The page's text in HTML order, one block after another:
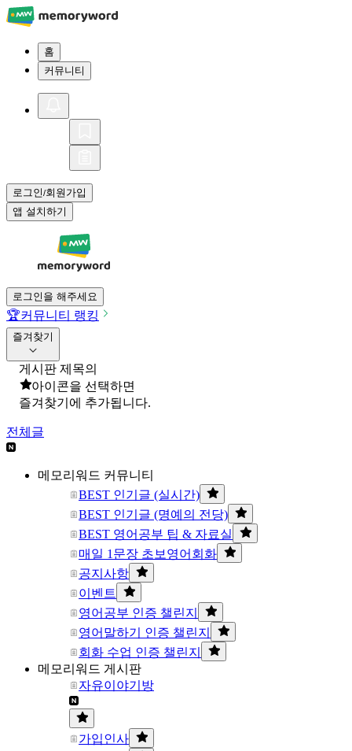
홈
커뮤니티
로그인/회원가입
앱 설치하기
로그인을 해주세요
🏆커뮤니티 랭킹
즐겨찾기
게시판 제목의
아이콘을 선택하면
즐겨찾기에 추가됩니다.
전체글
메모리워드 커뮤니티
BEST 인기글 (실시간)
BEST 인기글 (명예의 전당)
BEST 영어공부 팁 & 자료실
매일 1문장 초보영어회화
공지사항
이벤트
영어공부 인증 챌린지
영어말하기 인증 챌린지
회화 수업 인증 챌린지
메모리워드 게시판
자유이야기방
가입인사